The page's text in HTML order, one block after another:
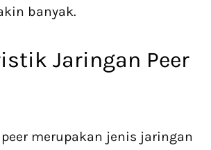
banyak.
Jaringan Peer
merupakan jenis jaringan